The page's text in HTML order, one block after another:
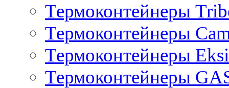
Термоконтейнеры
Термоконтейнеры
Термоконтейнеры Eksi
Термоконтейнеры